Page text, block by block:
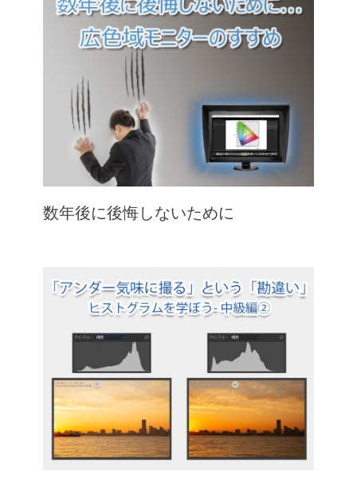
数年後に後悔しないために